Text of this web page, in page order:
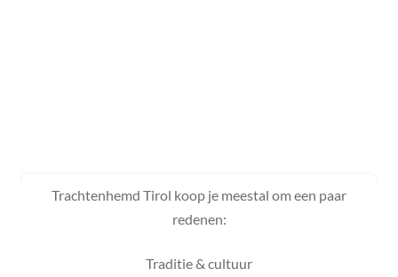
Trachtenhemd Tirol koop je meestal om een paar
redenen:
Traditie & cultuur